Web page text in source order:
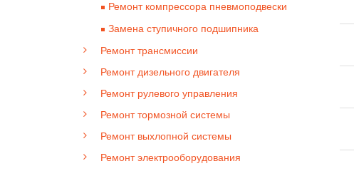
Ремонт компрессора пневмоподвески
Замена ступичного подшипника
Ремонт трансмиссии
Ремонт дизельного двигателя
Ремонт рулевого управления
Ремонт тормозной системы
Ремонт выхлопной системы
Ремонт электрооборудования